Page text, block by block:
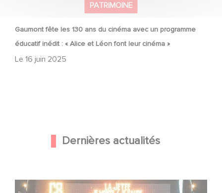
PATRIMOINE
Gaumont fête les 130 ans du cinéma avec un programme
éducatif inédit : « Alice et Léon font leur cinéma »
Le 16 juin 2025
Dernières actualités
Une date de sortie pour le nouveau film de Franck